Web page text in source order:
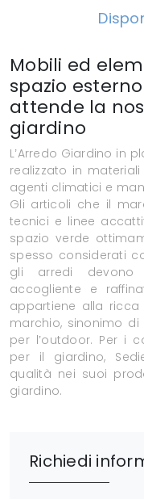
Mobili ed
spazio
attende la
giardino
L’Arredo Giardino in
realizzato in
agenti climatici e
Gli articoli che il
tecnici e linee
spazio verde
spesso considerati
gli arredi devono
accogliente e
appartiene alla
marchio, sinonimo
per l’outdoor. Per i
per il giardino,
qualità nei suoi
giardino.
Richiedi